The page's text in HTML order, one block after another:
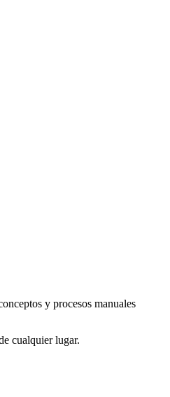
y procesos manuales
cualquier lugar.